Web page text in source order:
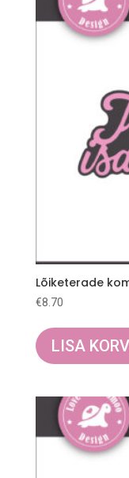
Lõiketerade
€8.70
LISA